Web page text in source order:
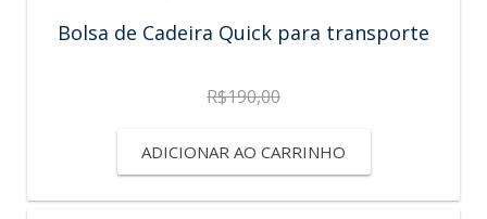
Bolsa de Cadeira Quick para transporte
R$190,00
ADICIONAR AO CARRINHO